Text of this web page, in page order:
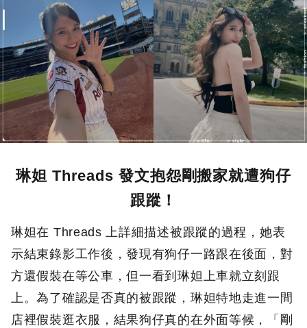
琳妲 Threads 發文抱怨剛搬家就遭狗仔
跟蹤！
琳妲在 Threads 上詳細描述被跟蹤的過程，她表
示結束錄影工作後，發現有狗仔一路跟在後面，對
方還假裝在等公車，但一看到琳妲上車就立刻跟
上。為了確認是否真的被跟蹤，琳妲特地走進一間
店裡假裝逛衣服，結果狗仔真的在外面等候，「剛